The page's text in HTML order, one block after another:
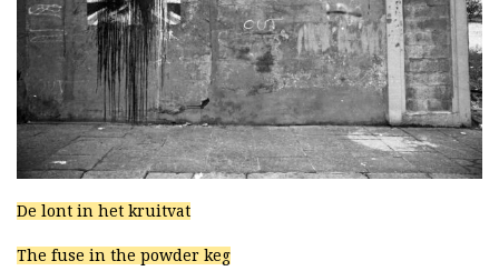
De lont in het kruitvat
The fuse in the powder keg